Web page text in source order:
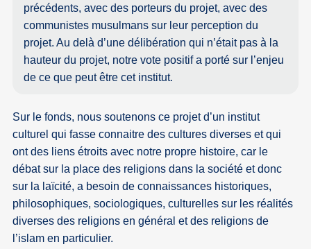
précédents, avec des porteurs du projet, avec des
communistes musulmans sur leur perception du
projet. Au delà d’une délibération qui n’était pas à la
hauteur du projet, notre vote positif a porté sur l’enjeu
de ce que peut être cet institut.
Sur le fonds, nous soutenons ce projet d’un institut
culturel qui fasse connaitre des cultures diverses et qui
ont des liens étroits avec notre propre histoire, car le
débat sur la place des religions dans la société et donc
sur la laïcité, a besoin de connaissances historiques,
philosophiques, sociologiques, culturelles sur les réalités
diverses des religions en général et des religions de
l’islam en particulier.